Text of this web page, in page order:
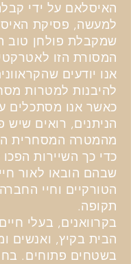
האיסלאם על ידי
למעשה, פסיקת
שמקבלת פולחן טוב
המסורת הזו
אנו יודעים
להיבנות למטרות
כאשר אנו מסתכלים
הניתנים, רואים שיש
מהמטרה המסחרית
כדי כך השיירות
שבהם הובאו לאור
הטורקיים וחיי
תקופה.
בקרוואנים, בעלי
הבית בקיץ, ואנשים
בשטחים פתוחים.